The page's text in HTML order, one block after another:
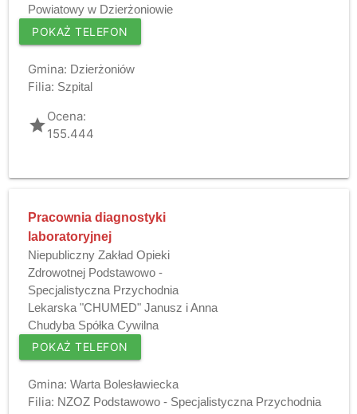
Powiatowy w Dzierżoniowie
POKAŻ TELEFON
Gmina: Dzierżoniów
Filia: Szpital
gradeOcena:
155.444
Pracownia diagnostyki
laboratoryjnej
Niepubliczny Zakład Opieki
Zdrowotnej Podstawowo -
Specjalistyczna Przychodnia
Lekarska "CHUMED" Janusz i Anna
Chudyba Spółka Cywilna
POKAŻ TELEFON
Gmina: Warta Bolesławiecka
Filia: NZOZ Podstawowo - Specjalistyczna Przychodnia